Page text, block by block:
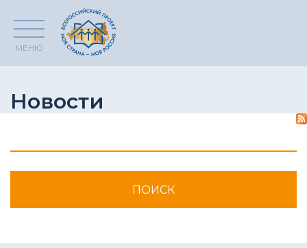
МЕНЮ
Новости